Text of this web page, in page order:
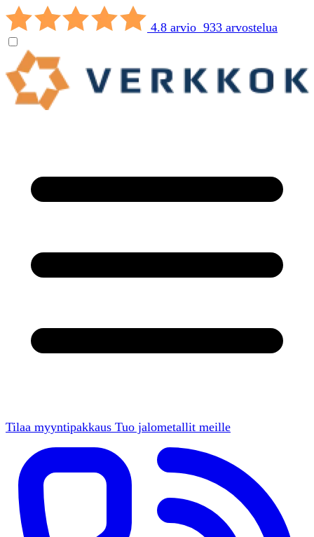
4.8 arvio 933 arvostelua
Tilaa myyntipakkaus Tuo jalometallit meille